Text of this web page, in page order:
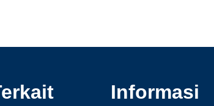
Informasi